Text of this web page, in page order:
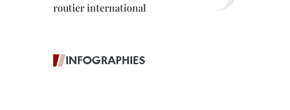
routier international
INFOGRAPHIES